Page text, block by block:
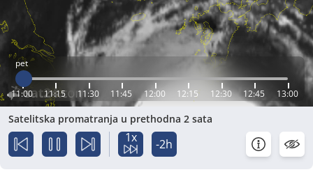
pet
11:00 11:15 11:30 11:45 12:00 12:15 12:30 12:45 13:00
Satelitska promatranja u prethodna 2 sata
1x -2h